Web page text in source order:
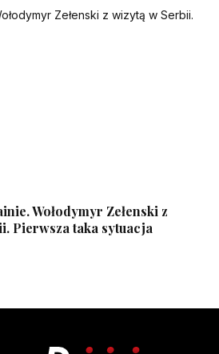
Wołodymyr Zełenski z
Pierwsza taka sytuacja